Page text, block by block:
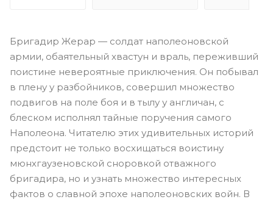
Бригадир Жерар — солдат наполеоновской
армии, обаятельный хвастун и враль, переживший
поистине невероятные приключения. Он побывал
в плену у разбойников, совершил множество
подвигов на поле боя и в тылу у англичан, с
блеском исполнял тайные поручения самого
Наполеона. Читателю этих удивительных историй
предстоит не только восхищаться воистину
мюнхгаузеновской сноровкой отважного
бригадира, но и узнать множество интересных
фактов о славной эпохе наполеоновских войн. В